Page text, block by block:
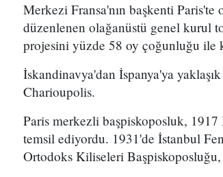
Merkezi Fransa'nın başkenti
düzenlenen olağanüstü genel kurul
projesini yüzde 58 oy çoğunluğu ile
İskandinavya'dan İspanya'ya
Charioupolis.
Paris merkezli başpiskoposluk, 1917
temsil ediyordu. 1931'de İstanbul
Ortodoks Kiliseleri